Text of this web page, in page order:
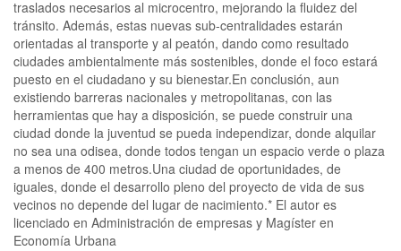
traslados necesarios al microcentro, mejorando la fluidez del
tránsito. Además, estas nuevas sub-centralidades estarán
orientadas al transporte y al peatón, dando como resultado
ciudades ambientalmente más sostenibles, donde el foco estará
puesto en el ciudadano y su bienestar.En conclusión, aun
existiendo barreras nacionales y metropolitanas, con las
herramientas que hay a disposición, se puede construir una
ciudad donde la juventud se pueda independizar, donde alquilar
no sea una odisea, donde todos tengan un espacio verde o plaza
a menos de 400 metros.Una ciudad de oportunidades, de
iguales, donde el desarrollo pleno del proyecto de vida de sus
vecinos no depende del lugar de nacimiento.* El autor es
licenciado en Administración de empresas y Magíster en
Economía Urbana